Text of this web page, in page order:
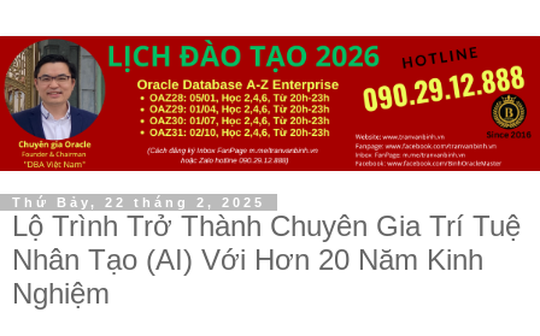
Thứ Bảy, 22 tháng 2, 2025
Lộ Trình Trở Thành Chuyên Gia Trí Tuệ
Nhân Tạo (AI) Với Hơn 20 Năm Kinh
Nghiệm